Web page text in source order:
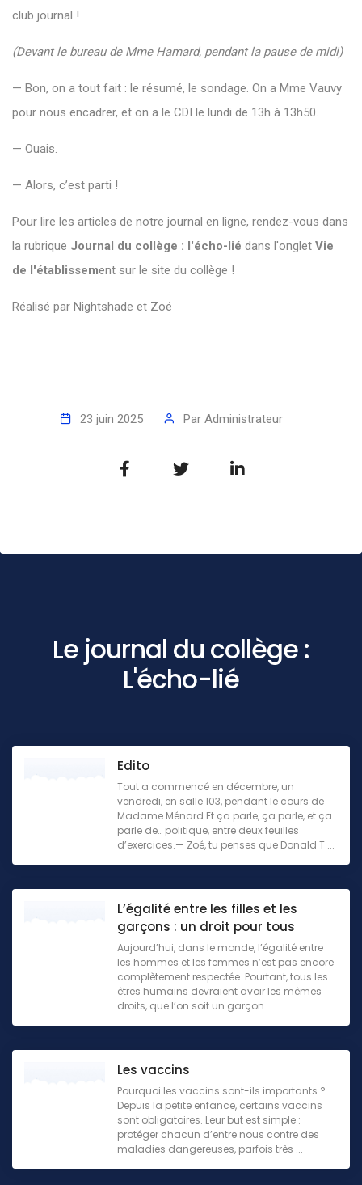
club journal !
(Devantle bureau de Mme Hamard, pendantla pause de midi)
— Bon, on a tout fait : le résumé, le sondage. On a Mme Vauvy
pour nous encadrer, et on a le CDI le lundi de 13h à 13h50.
— Ouais.
— Alors, c’est parti !
Pour lire les articles de notre journal en ligne, rendez-vous dans
la rubrique Journal du collège : l'écho-lié dans l'onglet Vie
de l'établissement sur le site du collège !
Réalisé par Nightshade et Zoé
23 juin 2025 Par Administrateur
Le journal du collège :
L'écho-lié
Edito
Tout a commencé en décembre, un
vendredi, en salle 103, pendant le cours de
Madame Ménard.Et ça parle, ça parle, et ça
parle de… politique, entre deux feuilles
d’exercices.— Zoé, tu penses que Donald T ...
L’égalité entre les filles et les
garçons : un droit pour tous
Aujourd’hui, dans le monde, l’égalité entre
les hommes et les femmes n’est pas encore
complètement respectée. Pourtant, tous les
êtres humains devraient avoir les mêmes
droits, que l’on soit un garçon ...
Les vaccins
Pourquoi les vaccins sont-ils importants ?
Depuis la petite enfance, certains vaccins
sont obligatoires. Leur but est simple :
protéger chacun d’entre nous contre des
maladies dangereuses, parfois très ...